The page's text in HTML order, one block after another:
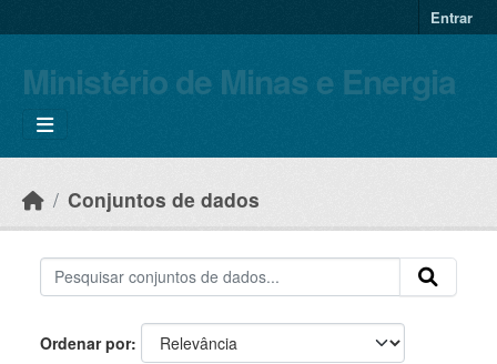
Entrar
Ministério de Minas e Energia
Conjuntos de dados
Ordenar por